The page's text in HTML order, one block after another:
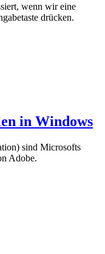
wenn wir eine
drücken.
in Windows
sind Microsofts
Adobe.